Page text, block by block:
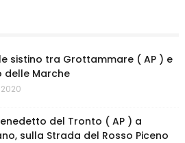
sistino tra Grottammare ( AP ) e
delle Marche
del Tronto ( AP ) a
sulla Strada del Rosso Piceno